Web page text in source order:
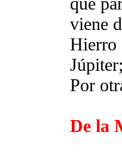
viene
Hierro
Por
De la